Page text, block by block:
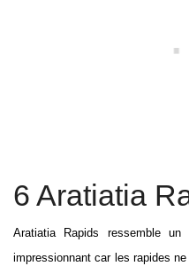
6 Aratiatia
Aratiatia Rapids ressemble
impressionnant car les rapides